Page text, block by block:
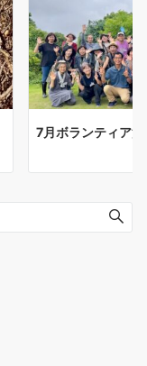
7月ボランティア活